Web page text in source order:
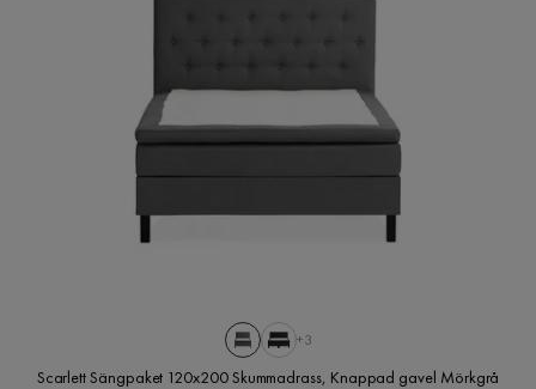
+3
Scarlett Sängpaket 120x200 Skummadrass, Knappad gavel Mörkgrå